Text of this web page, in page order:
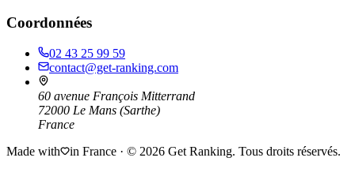
Coordonnées
02 43 25 99 59
contact@get-ranking.com
60 avenue François Mitterrand
72000 Le Mans (Sarthe)
France
Made with
in France · © 2026 Get Ranking. Tous droits réservés.